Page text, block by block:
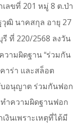
เลขที่ 201 หมู่ 8 ต.ป่า
ฒิ นาคสกุล อายุ 27
รี ที่ 220/2568 ลงวัน
วามผิดฐาน “ร่วมกัน
าร่า และสล็อต
อนุญาต ร่วมกันฟอก
ำความผิดฐานฟอก
งินเพราะเหตุที่ได้มี